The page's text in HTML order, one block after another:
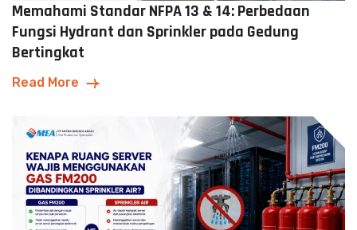
Memahami Standar NFPA 13 & 14: Perbedaan
Fungsi Hydrant dan Sprinkler pada Gedung
Bertingkat
Read More